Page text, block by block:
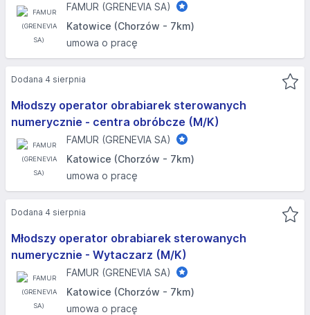
FAMUR (GRENEVIA SA)
Katowice (Chorzów - 7km)
umowa o pracę
Młodszy operator obrabiarek sterowanych
numerycznie - centra obróbcze (M/K)
FAMUR (GRENEVIA SA)
Katowice (Chorzów - 7km)
umowa o pracę
Dodana 4 sierpnia
Młodszy operator obrabiarek sterowanych
numerycznie - Wytaczarz (M/K)
FAMUR (GRENEVIA SA)
Katowice (Chorzów - 7km)
umowa o pracę
Dodana 4 sierpnia